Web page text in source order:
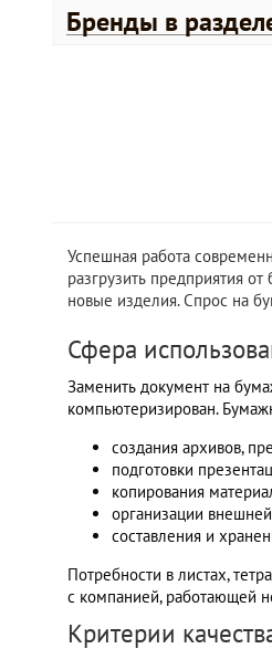
Бренды в
Успешная работа
разгрузить предприятия
новые изделия. Спрос на
Сфера
Заменить документ на
компьютеризирован.
создания архивов,
подготовки
копирования
организации
составления и
Потребности в листах,
с компанией, работающей
Критерии